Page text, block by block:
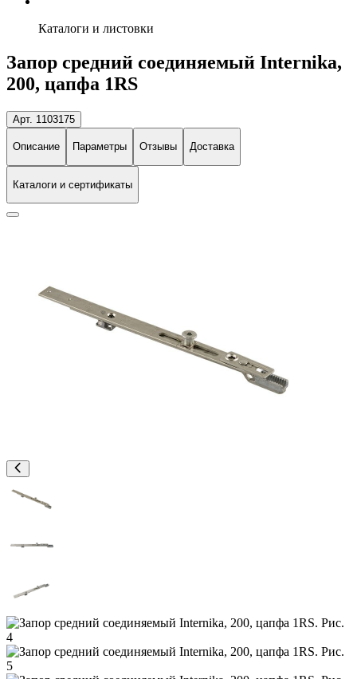
Каталоги и листовки
Запор средний соединяемый Internika,
200, цапфа 1RS
Арт. 1103175
Описание Параметры Отзывы Доставка
Каталоги и сертификаты